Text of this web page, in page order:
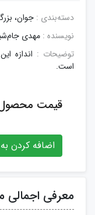
دسته‌بندی : جوان،
نویسنده : مهدی
توضیحات :
است.
قیمت
اضافه کردن
معرفی